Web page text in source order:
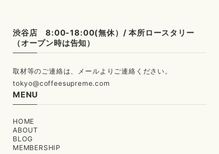
渋谷店 8:00-18:00(無休）/ 本所ロースタリー
（オープン時は告知）
tokyo@coffeesupreme.com
MENU
HOME
ABOUT
BLOG
MEMBERSHIP